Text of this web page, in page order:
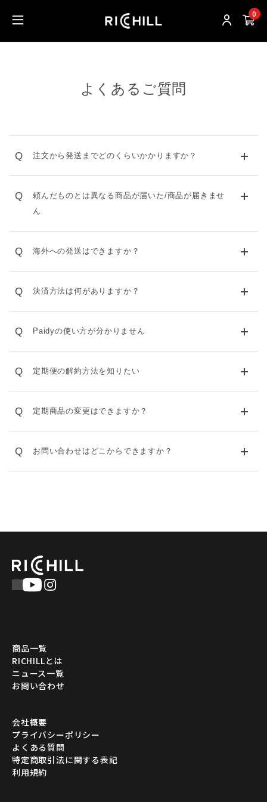
0
よくあるご質問
Q 注文から発送までどのくらいかかりますか？
Q
頼んだものとは異なる商品が届いた/商品が届きませ
ん
Q 海外への発送はできますか？
Q 決済方法は何がありますか？
Q Paidyの使い方が分かりません
Q 定期便の解約方法を知りたい
Q 定期商品の変更はできますか？
Q お問い合わせはどこからできますか？
商品一覧
RICHILLとは
ニュース一覧
お問い合わせ
会社概要
プライバシーポリシー
よくある質問
特定商取引法に関する表記
利用規約